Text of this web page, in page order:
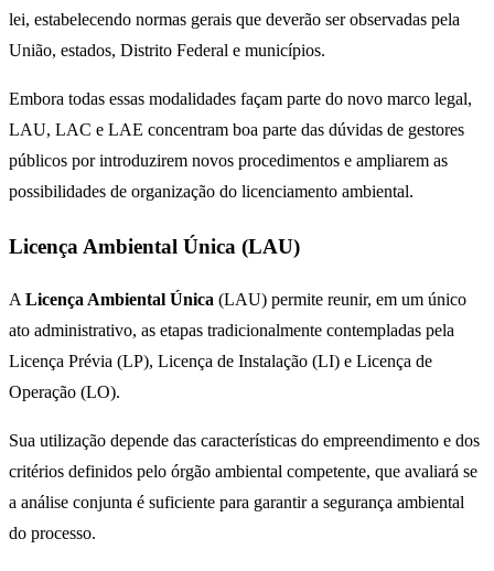
lei, estabelecendo normas gerais que deverão ser observadas pela
União, estados, Distrito Federal e municípios.
Embora todas essas modalidades façam parte do novo marco legal,
LAU, LAC e LAE concentram boa parte das dúvidas de gestores
públicos por introduzirem novos procedimentos e ampliarem as
possibilidades de organização do licenciamento ambiental.
Licença Ambiental Única (LAU)
ALicença Ambiental Única (LAU) permite reunir, em um único
ato administrativo, as etapas tradicionalmente contempladas pela
Licença Prévia (LP), Licença de Instalação (LI) e Licença de
Operação (LO).
Sua utilização depende das características do empreendimento e dos
critérios definidos pelo órgão ambiental competente, que avaliará se
a análise conjunta é suficiente para garantir a segurança ambiental
do processo.